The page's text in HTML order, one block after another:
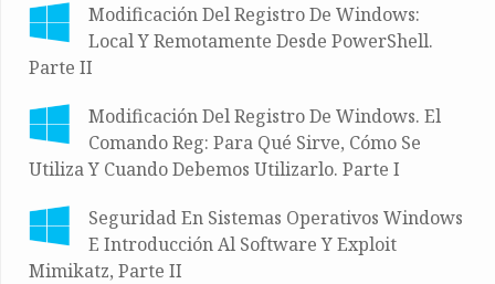
Modificación Del Registro De Windows:
Local Y Remotamente Desde PowerShell.
Parte II
Modificación Del Registro De Windows. El
Comando Reg: Para Qué Sirve, Cómo Se
Utiliza Y Cuando Debemos Utilizarlo. Parte I
Seguridad En Sistemas Operativos Windows
E Introducción Al Software Y Exploit
Mimikatz, Parte II